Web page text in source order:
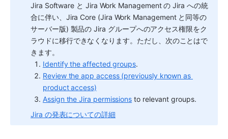
Jira Software と Jira Work Management の Jira への統
合に伴い、Jira Core (Jira Work Management と同等の
サーバー版) 製品の Jira グループへのアクセス権限をク
ラウドに移行できなくなります。ただし、次のことはで
きます。
Identify the affected groups.
Review the app access (previously known as
product access)
Assign the Jira permissions to relevant groups.
Jira の発表についての詳細